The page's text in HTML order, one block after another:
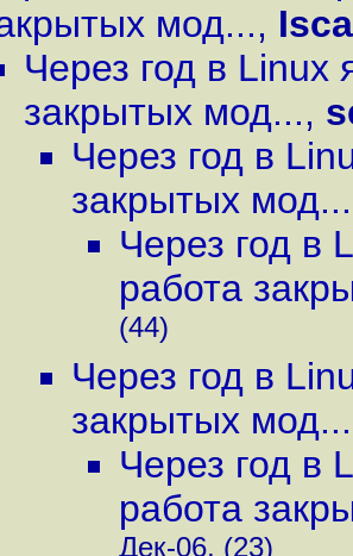
мод...,
Через год в Linux
закрытых мод...,
Через год в
закрытых мод...
Через год в
работа
(44)
Через год в
закрытых мод...
Через год в
работа